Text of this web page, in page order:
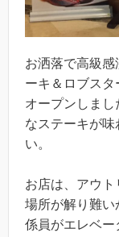
お洒落で高級
ーキ＆ロブス
オープンしま
なステーキが
い。
お店は、アウ
場所が解り難い
係員がエレベ